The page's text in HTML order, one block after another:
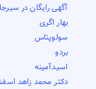
آگهی رایگان در
بهار اگری
سولوپتاس
بردو
اسیدآمینه
دکتر محمد زاهد